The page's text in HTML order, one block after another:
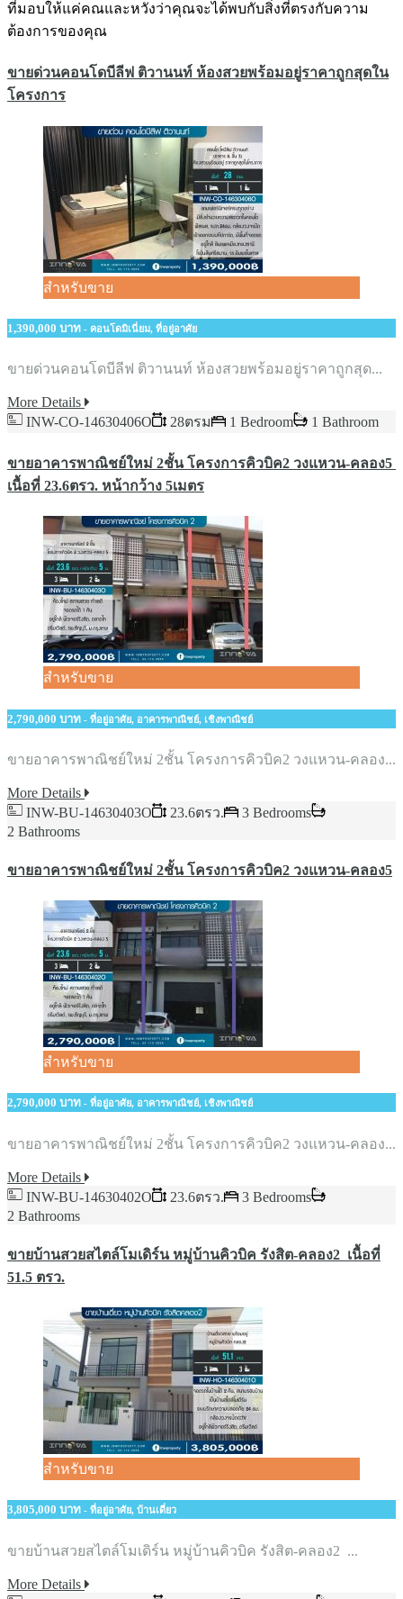
ที่มอบให้แค่คณและหวังว่าคุณจะได้พบกับสิ่งที่ตรงกับความ
ต้องการของคุณ
ขายด่วนคอนโดบีลีฟ​ ติวานนท์​ ห้องสวยพร้อมอยู่ราคาถูกสุดใน
โครงการ
สำหรับขาย
1,390,000 บาท - คอนโดมิเนี่ยม, ที่อยู่อาศัย
ขายด่วนคอนโดบีลีฟ​ ติวานนท์​ ห้องสวยพร้อมอยู่ราคาถูกสุด...
More Details
INW-CO-14630406O
28ตรม 1 Bedroom 1 Bathroom
ขายอาคารพาณิชย์​ใหม่ 2ชั้น​ โครงการคิวบิค2​ วงแหวน-คลอง5
เนื้อที่​ 23.6ตรว.​ หน้ากว้าง​ 5เมตร
สำหรับขาย
2,790,000 บาท - ที่อยู่อาศัย, อาคารพาณิชย์, เชิงพาณิชย์
ขายอาคารพาณิชย์​ใหม่ 2ชั้น​ โครงการคิวบิค2​ วงแหวน-คลอง...
More Details
INW-BU-14630403O
23.6ตรว.
3 Bedrooms
2 Bathrooms
ขายอาคารพาณิชย์​ใหม่ 2ชั้น​ โครงการคิวบิค2​ วงแหวน-คลอง5
สำหรับขาย
2,790,000 บาท - ที่อยู่อาศัย, อาคารพาณิชย์, เชิงพาณิชย์
ขายอาคารพาณิชย์​ใหม่ 2ชั้น​ โครงการคิวบิค2​ วงแหวน-คลอง...
More Details
INW-BU-14630402O
23.6ตรว.
3 Bedrooms
2 Bathrooms
ขายบ้านสวยสไตล์โมเดิร์น หมู่บ้านคิวบิค​ รังสิต-คลอง2 ​ เนื้อที่​
51.5 ตรว.​
สำหรับขาย
3,805,000 บาท - ที่อยู่อาศัย, บ้านเดี่ยว
ขายบ้านสวยสไตล์โมเดิร์น หมู่บ้านคิวบิค​ รังสิต-คลอง2 ​ ...
More Details